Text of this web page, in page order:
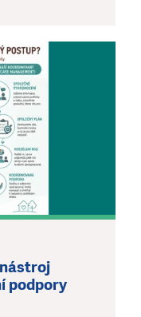
podpory